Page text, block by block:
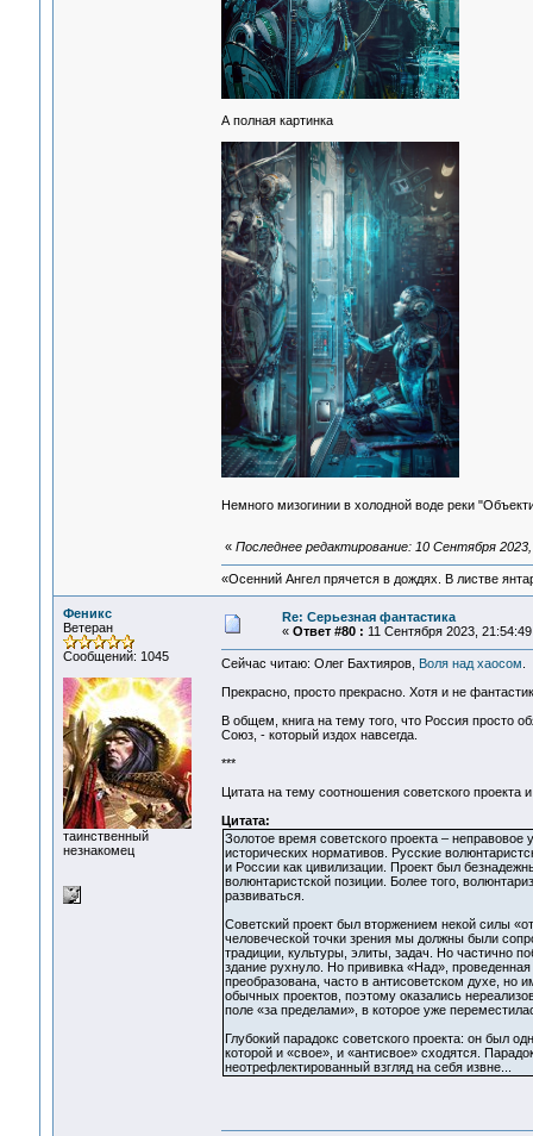
А полная картинка
Немного мизогинии в холодной воде реки
« Последнее редактирование: 10 Сентября
«Осенний Ангел прячется в дождях. В листве
Феникс
Ветеран
Сообщений: 1045
таинственный
незнакомец
Re: Серьезная фантастика
« Ответ #80 : 11 Сентября 2023,
Сейчас читаю: Олег Бахтияров, Воля над хаосом
Прекрасно, просто прекрасно. Хотя и не
В общем, книга на тему того, что Россия просто
Союз, - который издох навсегда.
***
Цитата на тему соотношения советского проекта
Цитата:
Золотое время советского проекта –
исторических нормативов. Русские
и России как цивилизации. Проект был
волюнтаристской позиции. Более того,
развиваться.
Советский проект был вторжением некой силы
человеческой точки зрения мы должны были
традиции, культуры, элиты, задач. Но частично
здание рухнуло. Но прививка «Над»,
преобразована, часто в антисоветском духе, но
обычных проектов, поэтому оказались
поле «за пределами», в которое уже
Глубокий парадокс советского проекта: он был
которой и «свое», и «антисвое» сходятся.
неотрефлектированный взгляд на себя извне...